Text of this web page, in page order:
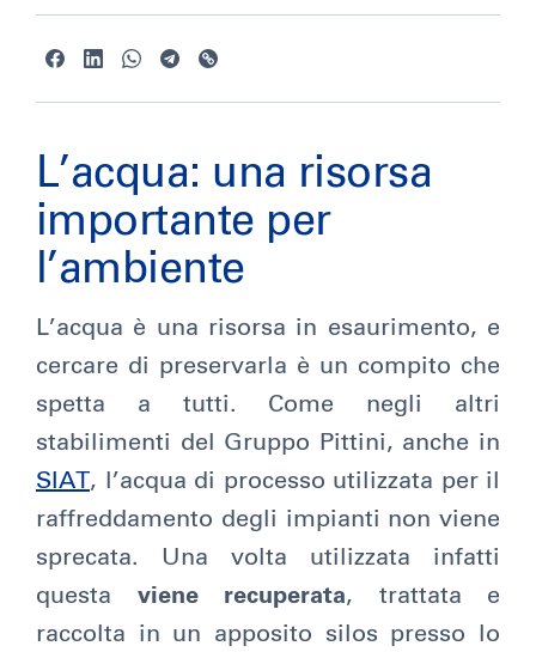
L’acqua: una risorsa
importante per
l’ambiente
L’acqua è una risorsa in esaurimento, e
cercare di preservarla è un compito che
spetta a tutti. Come negli altri
stabilimenti del Gruppo Pittini, anche in
SIAT, l’acqua di processo utilizzata per il
raffreddamento degli impianti non viene
sprecata. Una volta utilizzata infatti
questa viene recuperata, trattata e
raccolta in un apposito silos presso lo